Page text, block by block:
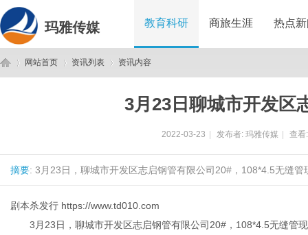
玛雅传媒 教育科研 商旅生涯 热点
网站首页 资讯列表 资讯内容
3月23日聊城市开发区
2022-03-23 发布者: 玛雅传媒 查
摘要: 3月23日，聊城市开发区志启钢管有限公司20#，108*4.5无缝
剧本杀发行 https://www.td010.com
3月23日，聊城市开发区志启钢管有限公司20#，108*4.5无缝管